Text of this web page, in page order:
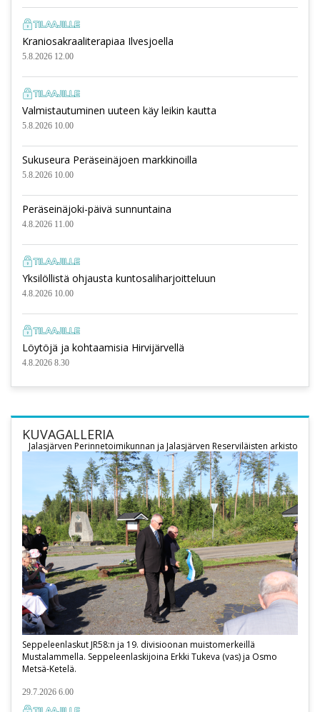
Kraniosakraaliterapiaa Ilvesjoella
5.8.2026 12.00
Valmistautuminen uuteen käy leikin kautta
5.8.2026 10.00
Sukuseura Peräseinäjoen markkinoilla
5.8.2026 10.00
Peräseinäjoki-päivä sunnuntaina
4.8.2026 11.00
Yksilöllistä ohjausta kuntosaliharjoitteluun
4.8.2026 10.00
Löytöjä ja kohtaamisia Hirvijärvellä
4.8.2026 8.30
KUVAGALLERIA
Seppeleenlaskut JR58:n ja 19. divisioonan muistomerkeillä
Mustalammella. Seppeleenlaskijoina Erkki Tukeva (vas) ja Osmo
Metsä-Ketelä.
Jalasjärven Perinnetoimikunnan ja Jalasjärven Reserviläisten arkisto
29.7.2026 6.00